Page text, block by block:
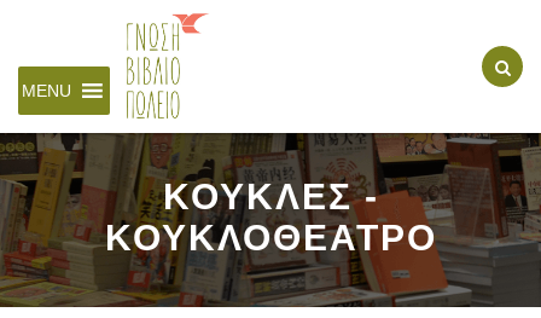
MENU
ΚΟΥΚΛΕΣ -
ΚΟΥΚΛΟΘΕΑΤΡΟ